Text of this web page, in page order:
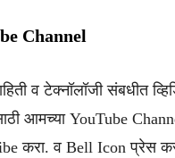
Channel
व टेक्नॉलॉजी संबधीत
आमच्या YouTube
करा. व Bell Icon प्रेस